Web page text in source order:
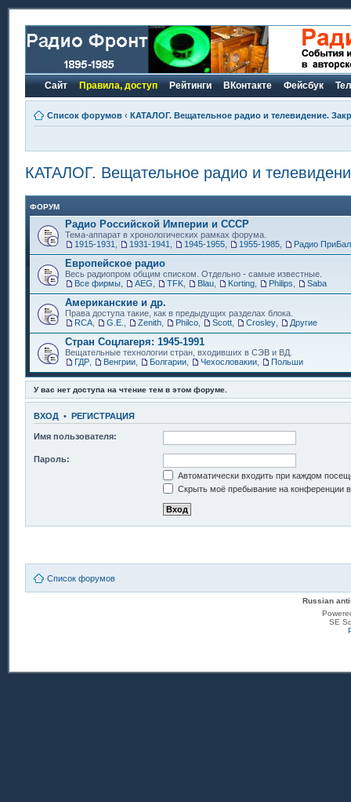
Сайт Правила, доступ Рейтинги ВКонтакте Фейсбук
Список форумов ‹ КАТАЛОГ. Вещательное радио и телевидение.
КАТАЛОГ. Вещательное радио и
ФОРУМ
Радио Российской Империи и СССР
Тема-аппарат в хронологических рамках форума.
1915-1931
1931-1941 1945-1955 1955-1985 Радио
Европейское радио
Весь радиопром общим списком. Отдельно - самые известные.
Все фирмы
AEG TFK Blau Korting Philips Saba
Американские и др.
Права доступа такие, как в предыдущих разделах блока.
RCA
G.E. Zenith Philco Scott Crosley Другие
Стран Соцлагеря: 1945-1991
Вещательные технологии стран, входивших в СЭВ и ВД.
ГДР
Венгрии Болгарии Чехословакии Польши
У вас нет доступа на чтение тем в этом форуме.
ВХОД • РЕГИСТРАЦИЯ
Имя пользователя:
Пароль:
Автоматически входить при каждом
Скрыть моё пребывание на конференции в
Список форумов
Russian
SE